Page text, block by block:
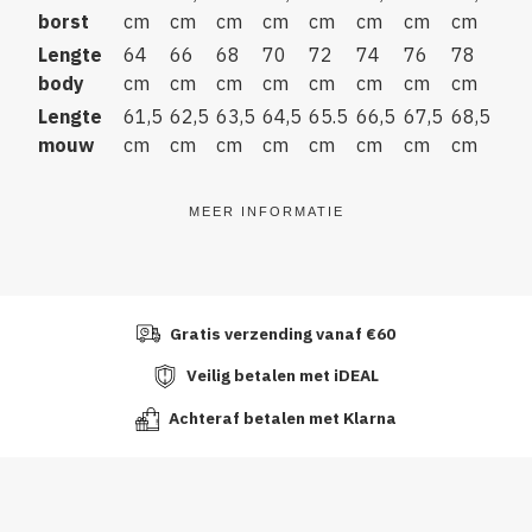
borst
cm
cm
cm
cm
cm
cm
cm
cm
Lengte
body
64
cm
66
cm
68
cm
70
cm
72
cm
74
cm
76
cm
78
cm
Lengte
mouw
61,5
cm
62,5
cm
63,5
cm
64,5
cm
65.5
cm
66,5
cm
67,5
cm
68,5
cm
MEER INFORMATIE
Gratis verzending vanaf €60
Veilig betalen met iDEAL
Achteraf betalen met Klarna